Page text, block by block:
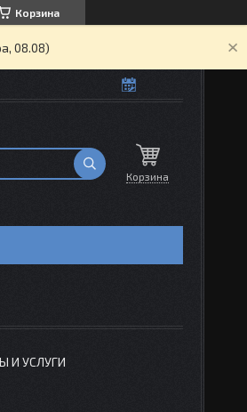
Корзина
08.08)
Корзина
И УСЛУГИ